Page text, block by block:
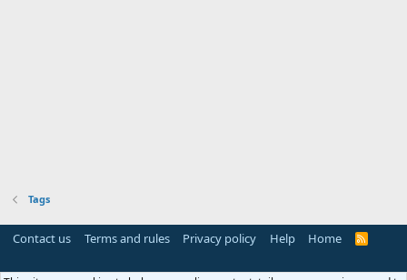
Tags
Contact us Terms and rules Privacy policy Help Home
R